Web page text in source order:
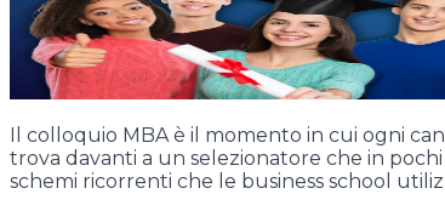
Il colloquio MBA è il momento in cui ogni
trova davanti a un selezionatore che in
schemi ricorrenti che le business school